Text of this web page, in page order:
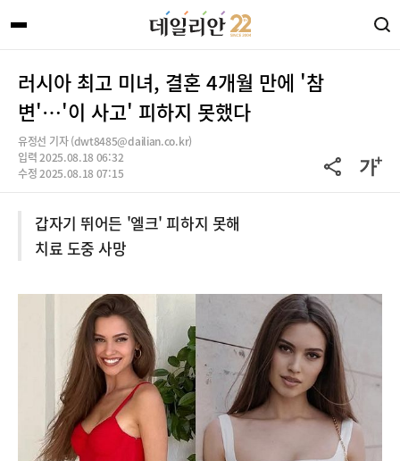
러시아 최고 미녀, 결혼 4개월 만에 '참
변'…'이 사고' 피하지 못했다
유정선 기자 (dwt8485@dailian.co.kr)
입력 2025.08.18 06:32
수정 2025.08.18 07:15
갑자기 뛰어든 '엘크' 피하지 못해
치료 도중 사망